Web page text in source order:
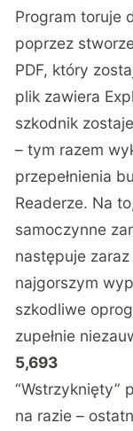
Program toruje
poprzez
PDF, który
plik zawiera
szkodnik
– tym razem
przepełnienia
Readerze. Na
samoczynne
następuje
najgorszym
szkodliwe
zupełnie
5,693
“Wstrzyknięty”
na razie –